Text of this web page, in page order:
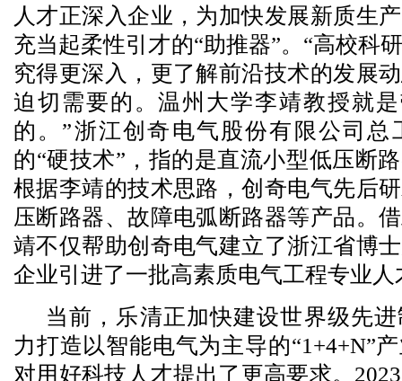
人才正深入企业，为加快发展新质生
充当起柔性引才的“助推器”。“高校科
究得更深入，更了解前沿技术的发展
迫切需要的。温州大学李靖教授就是
的。”浙江创奇电气股份有限公司总
的“硬技术”，指的是直流小型低压断
根据李靖的技术思路，创奇电气先后
压断路器、故障电弧断路器等产品。
靖不仅帮助创奇电气建立了浙江省博
企业引进了一批高素质电气工程专业人
当前，乐清正加快建设世界级先
力打造以智能电气为主导的“1+4+N”
对用好科技人才提出了更高要求。